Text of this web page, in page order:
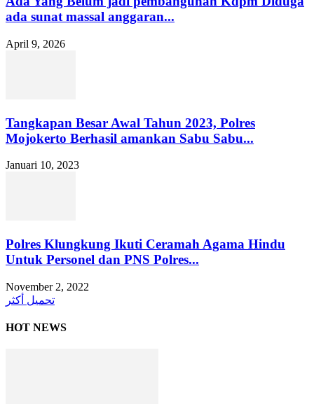
ada sunat massal anggaran...
April 9, 2026
Tangkapan Besar Awal Tahun 2023, Polres
Mojokerto Berhasil amankan Sabu Sabu...
Januari 10, 2023
Polres Klungkung Ikuti Ceramah Agama Hindu
Untuk Personel dan PNS Polres...
November 2, 2022
تحميل أكثر
HOT NEWS